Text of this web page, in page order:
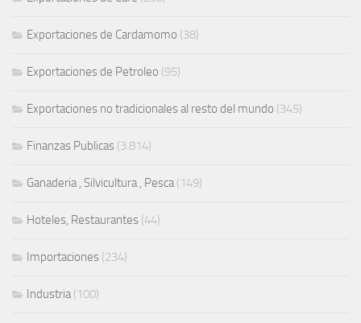
Exportaciones de Cardamomo (38)
Exportaciones de Petroleo (95)
Exportaciones no tradicionales al resto del mundo (345)
Finanzas Publicas (3.814)
Ganaderia , Silvicultura , Pesca(149)
Hoteles, Restaurantes (44)
Importaciones (234)
Industria(100)